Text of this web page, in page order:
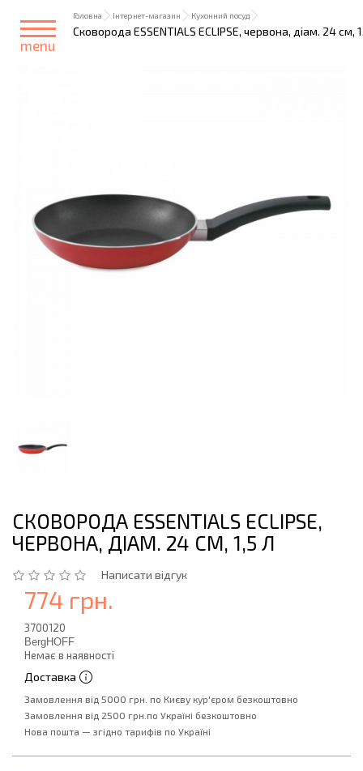
menu
Головна Інтернет-магазин Кухонний посуд
Сковорода ESSENTIALS ECLIPSE, червона, діам. 24 см,
СКОВОРОДА ESSENTIALS ECLIPSE,
ЧЕРВОНА, ДІАМ. 24 СМ, 1,5 Л
Написати відгук
774 грн.
3700120
BergHOFF
Немає в наявності
Доставка
Замовлення від 5000 грн. по Києву кур'єром безкоштовно
Замовлення від 2500 грн.по Україні безкоштовно
Нова пошта — згідно тарифів по Україні